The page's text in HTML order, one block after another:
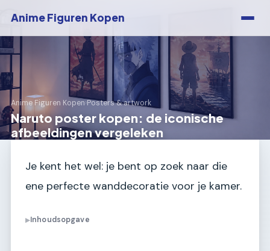
Anime Figuren Kopen
Anime Figuren Kopen›Posters & artwork
Naruto poster kopen: de iconische
afbeeldingen vergeleken
Je kent het wel: je bent op zoek naar die
ene perfecte wanddecoratie voor je kamer.
▶Inhoudsopgave